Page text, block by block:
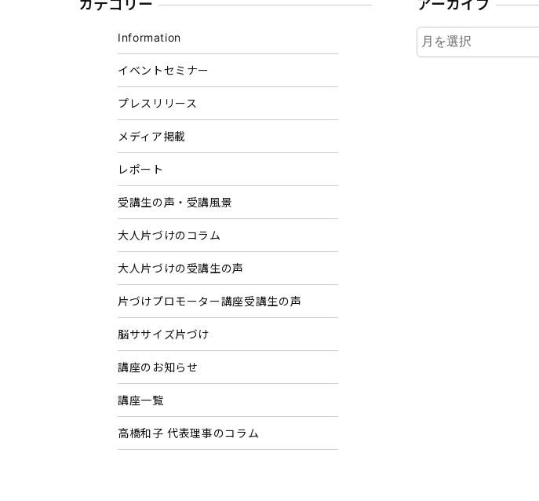
カテゴリー
Information
イベントセミナー
プレスリリース
メディア掲載
レポート
受講生の声・受講風景
大人片づけのコラム
大人片づけの受講生の声
片づけプロモーター講座受講生の声
脳ササイズ片づけ
講座のお知らせ
講座一覧
高橋和子 代表理事のコラム
アーカイブ
ア
ー